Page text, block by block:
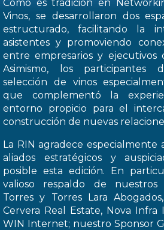
Como es tradición en
Vinos, se desarrollaron dos
estructurado, facilitando la
asistentes y promoviendo
entre empresarios y ejecutivos
Asimismo, los participantes
selección de vinos
que complementó la
entorno propicio para el
construcción de nuevas
La RIN agradece especialmente
aliados estratégicos y
posible esta edición. En
valioso respaldo de nuestros
Torres y Torres Lara
Cervera Real Estate, Nova Infra
WIN Internet; nuestro Sponsor